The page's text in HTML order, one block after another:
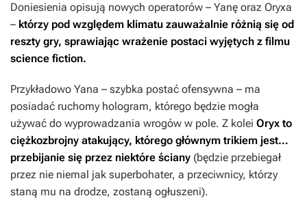
Doniesienia opisują nowych operatorów – Yanę oraz Oryxa
– którzy pod względem klimatu zauważalnie różnią się od
reszty gry, sprawiając wrażenie postaci wyjętych z filmu
science fiction.
Przykładowo Yana – szybka postać ofensywna – ma
posiadać ruchomy hologram, którego będzie mogła
używać do wyprowadzania wrogów w pole. Z kolei Oryx to
ciężkozbrojny atakujący, którego głównym trikiem jest…
przebijanie się przez niektóre ściany (będzie przebiegał
przez nie niemal jak superbohater, a przeciwnicy, którzy
staną mu na drodze, zostaną ogłuszeni).